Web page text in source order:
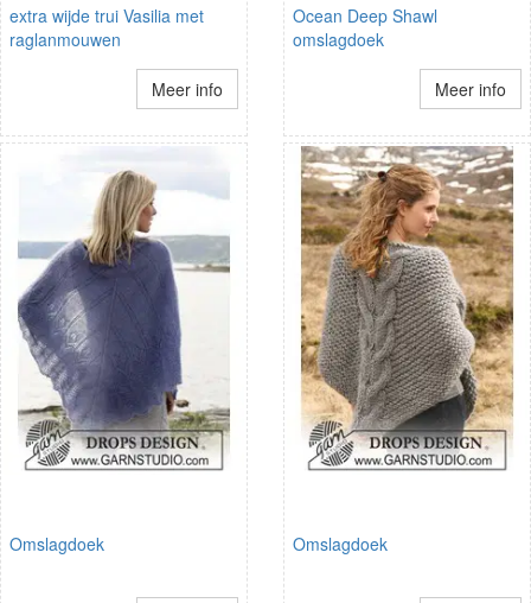
extra wijde trui Vasilia met
raglanmouwen
Meer info
Ocean Deep Shawl
omslagdoek
Meer info
Omslagdoek Omslagdoek